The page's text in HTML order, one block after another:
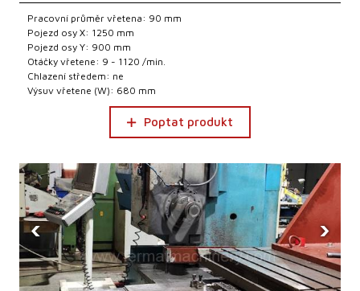
Pracovní průměr vřetena: 90 mm
Pojezd osy X: 1250 mm
Pojezd osy Y: 900 mm
Otáčky vřetene: 9 - 1120 /min.
Chlazení středem: ne
Výsuv vřetene (W): 680 mm
Poptat produkt
‹ ›